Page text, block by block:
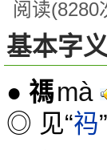
阅读(8280
基本字
● 禡mà
◎ 见“祃